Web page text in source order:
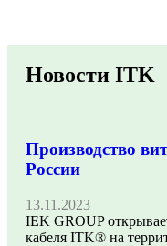
Новости ITK
Производство
России
13.11.2023
IEK GROUP
кабеля ITK® на